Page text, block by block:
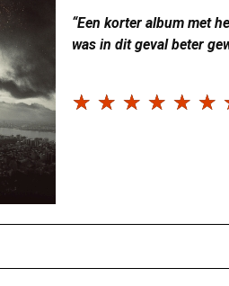
“Een korter album met
was in dit geval beter
☆ ☆ ☆ ☆ ☆ ☆